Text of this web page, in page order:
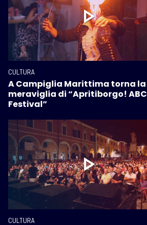
CULTURA
A Campiglia Marittima torna la
meraviglia di “Apritiborgo! ABC
Festival”
CULTURA